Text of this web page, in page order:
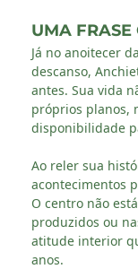
UMA FRASE
Já no anoitecer
descanso,
antes. Sua vida
próprios planos,
disponibilidade
Ao reler sua
acontecimentos
O centro não
produzidos ou
atitude interior
anos.